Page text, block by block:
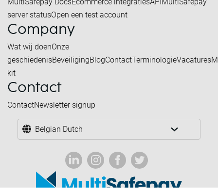
server statusOpen een test account
Company
Wat wij doenOnze
geschiedenisBeveiligingBlogContactTerminologieVacatures
kit
Contact
ContactNewsletter signup
Belgian Dutch